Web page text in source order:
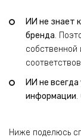
ИИ не знает
бренда.
собственной
ИИ не
информации.
Ниже поделюсь